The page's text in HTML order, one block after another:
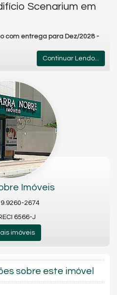
Scenarium em
com entrega para Dez/2028 -
de lazer completa;
Continuar Lendo...
Imóveis
9.9260-2674
6566-J
imóveis
sobre este imóvel